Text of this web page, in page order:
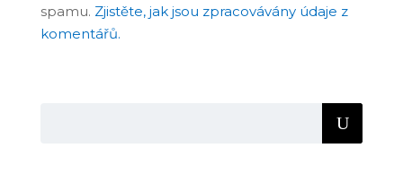
spamu. Zjistěte, jak jsou zpracovávány údaje z
komentářů.